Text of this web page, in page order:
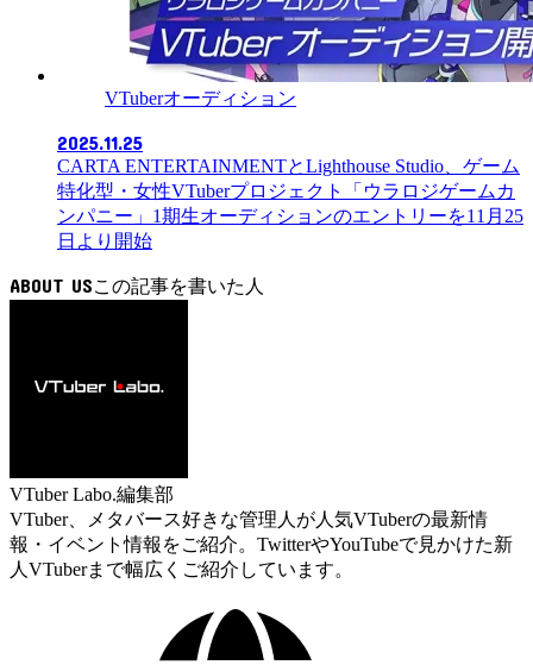
VTuberオーディション
2025.11.25
CARTA ENTERTAINMENTとLighthouse Studio、ゲーム
特化型・女性VTuberプロジェクト「ウラロジゲームカ
ンパニー」1期生オーディションのエントリーを11月25
日より開始
ABOUT US
VTuber Labo.編集部
VTuber、メタバース好きな管理人が人気VTuberの最新情
報・イベント情報をご紹介。TwitterやYouTubeで見かけた新
人VTuberまで幅広くご紹介しています。